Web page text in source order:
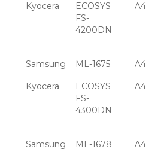
Kyocera
ECOSYS
FS-
4200DN
A4
Samsung ML-1675 A4
Kyocera
ECOSYS
FS-
4300DN
A4
Samsung ML-1678 A4